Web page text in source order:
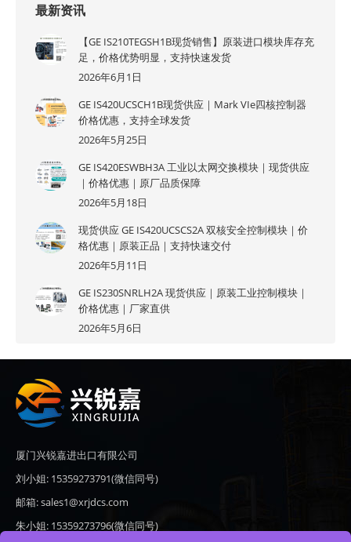
最新资讯
【GE IS210TEGSH1B现货销售】原装进口模块库存充
足，价格优势明显，支持快速发货
2026年6月1日
GE IS420UCSCH1B现货供应｜Mark VIe四核控制器
价格优惠，支持全球发货
2026年5月25日
GE IS420ESWBH3A 工业以太网交换模块｜现货供应
｜价格优惠｜原厂品质保障
2026年5月18日
现货供应 GE IS420UCSCS2A 双核安全控制模块｜价
格优惠｜原装正品｜支持快速交付
2026年5月11日
GE IS230SNRLH2A 现货供应｜原装工业控制模块｜
价格优惠｜厂家直供
2026年5月6日
厦门兴锐嘉进出口有限公司
刘小姐: 15359273791(微信同号)
邮箱: sales1@xrjdcs.com
朱小姐: 15359273796(微信同号)